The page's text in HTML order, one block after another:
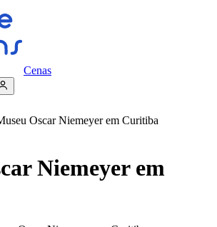
Cenas
Oscar Niemeyer em Curitiba
Niemeyer em